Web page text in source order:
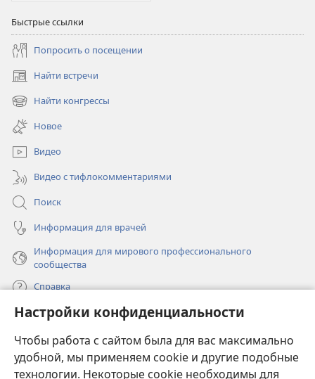
Настройки конфиденциальности
Чтобы работа с сайтом была для вас максимально
удобной, мы применяем cookie и другие подобные
технологии. Некоторые cookie необходимы для
Быстрые ссылки
Попросить о посещении
Найти встречи
(открывается
в
новом
окне)
Найти конгрессы
(открывается
новом
окне)
Новое
Видео
Видео с тифлокомментариями
Поиск
Информация для врачей
Информация для мирового профессионального
сообщества
Справка
Пожертвования
в
новом
окне)
ОНЛАЙН-БИБЛИОТЕКА Сторожевой башни
(открывается